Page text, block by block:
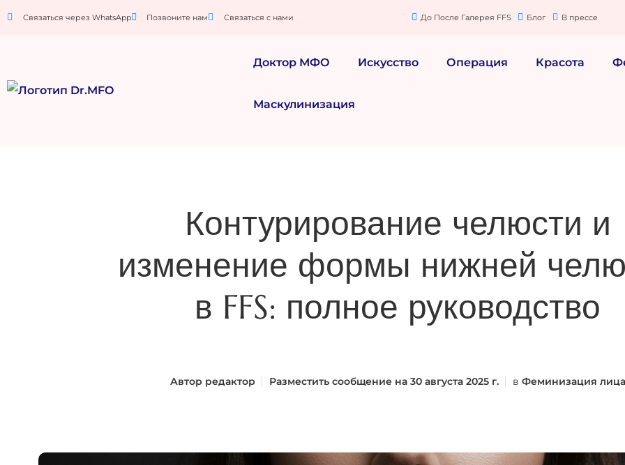
Связаться через WhatsApp Позвоните нам Связаться с нами До После Галерея FFS Блог В прессе
Доктор МФО Искусство Операция Красота
Маскулинизация
Контурирование челюсти и
изменение формы нижней
в FFS: полное руководство
Автор редактор Разместить сообщение на30 августа 2025 г. в Феминизация лица